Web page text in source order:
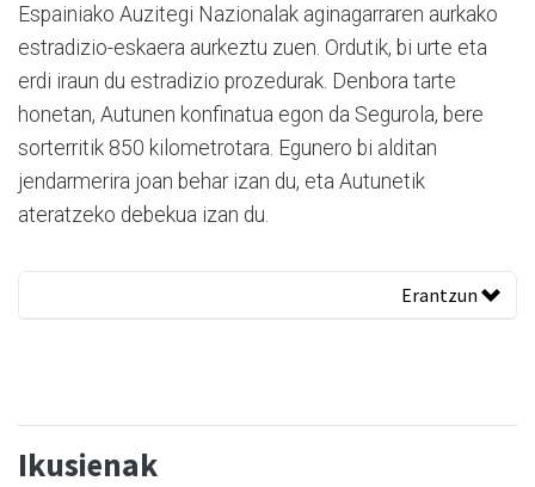
Espainiako Auzitegi Nazionalak aginagarraren aurkako
estradizio-eskaera aurkeztu zuen. Ordutik, bi urte eta
erdi iraun du estradizio prozedurak. Denbora tarte
honetan, Autunen konfinatua egon da Segurola, bere
sorterritik 850 kilometrotara. Egunero bi alditan
jendarmerira joan behar izan du, eta Autunetik
ateratzeko debekua izan du.
Erantzun
Ikusienak